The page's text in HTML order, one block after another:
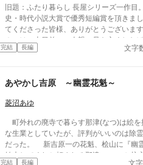
旧題：ふたり暮らし 長屋シリーズ一作目。 第八回歴
史・時代小説大賞で優秀短編賞を頂きま
てくださった皆様、ありがとうございます。 十
みつは、十日前に一人親の母を亡くした
い、母の蓄えがあり、自分の裁縫の腕の
んでいる男の子を拾う。 一人で寂しかっ
完結 長編 文字
あやかし吉原 ～幽霊花魁～
菱沼あゆ
町外れの廃寺で暮らす那津(なつ)は絵を
な生業としていたが、評判がいいのは除
だった。 新吉原一の花魁、桧山に『幽霊花魁』を
始末してくれと頼まれる那津。 エセ坊主、と那津
完結 長編 文